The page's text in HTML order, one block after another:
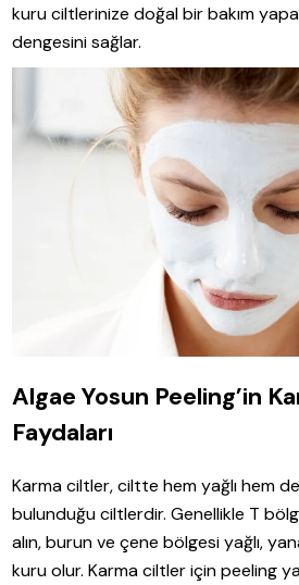
kuru ciltlerinize doğal bir bakım
dengesini sağlar.
Algae Yosun Peeling’in
Faydaları
Karma ciltler, ciltte hem yağlı hem
bulunduğu ciltlerdir. Genellikle T
alın, burun ve çene bölgesi yağlı,
kuru olur. Karma ciltler için peeling